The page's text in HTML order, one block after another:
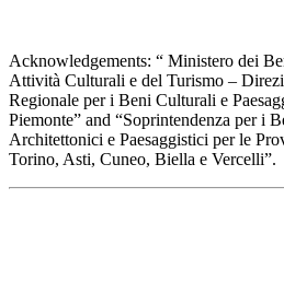
Acknowledgements: “ Ministero dei
Attività Culturali e del Turismo –
Regionale per i Beni Culturali e
Piemonte” and “Soprintendenza per i
Architettonici e Paesaggistici per le
Torino, Asti, Cuneo, Biella e Vercelli”.